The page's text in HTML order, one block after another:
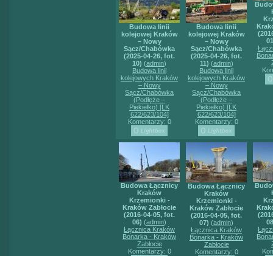
Budowa linii
kolejowej Kraków
– Nowy
Sącz/Chabówka
(2025-04-26, fot.
10) (admin)
Budowa linii
kolejowych Kraków
– Nowy
Sącz/Chabówka
(Podłęże –
Piekiełko) [LK
622/623/104]
Komentarzy: 0
Budowa linii
kolejowej Kraków
– Nowy
Sącz/Chabówka
(2025-04-26, fot.
11) (admin)
Budowa linii
kolejowych Kraków
– Nowy
Sącz/Chabówka
(Podłęże –
Piekiełko) [LK
622/623/104]
Komentarzy: 0
Budowa Łącznicy
Kraków
Krzemionki -
Kraków Zabłocie
(2016-04-05, fot.
06) (admin)
Łącznica Kraków
Bonarka - Kraków
Zabłocie
Komentarzy: 0
Budowa Łącznicy
Kraków
Krzemionki -
Kraków Zabłocie
(2016-04-05, fot.
07) (admin)
Łącznica Kraków
Bonarka - Kraków
Zabłocie
Komentarzy: 0